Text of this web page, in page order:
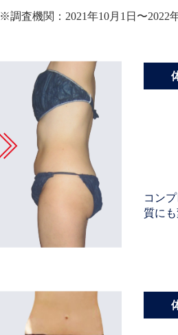
※調査機関：2021年10月1日〜2022
コン
質に